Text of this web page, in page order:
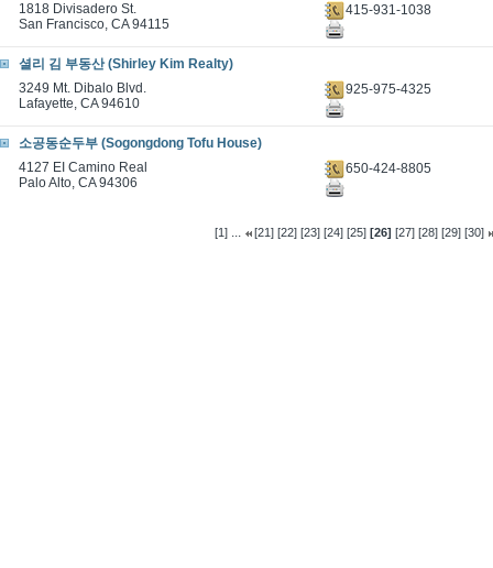
1818 Divisadero St.
San Francisco, CA 94115
415-931-1038
셜리 김 부동산 (Shirley Kim Realty)
3249 Mt. Dibalo Blvd.
Lafayette, CA 94610
925-975-4325
소공동순두부 (Sogongdong Tofu House)
4127 EI Camino Real
Palo Alto, CA 94306
650-424-8805
[1] ... [21] [22] [23] [24] [25] [26] [27] [28] [29] [30]